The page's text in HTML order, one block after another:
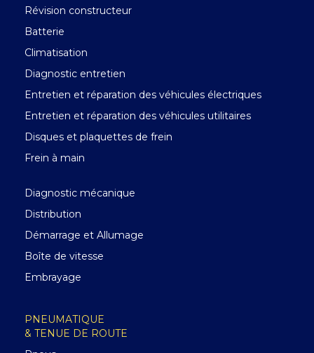
Révision constructeur
Batterie
Climatisation
Diagnostic entretien
Entretien et réparation des véhicules électriques
Entretien et réparation des véhicules utilitaires
Disques et plaquettes de frein
Frein à main
Diagnostic mécanique
Distribution
Démarrage et Allumage
Boîte de vitesse
Embrayage
PNEUMATIQUE
& TENUE DE ROUTE